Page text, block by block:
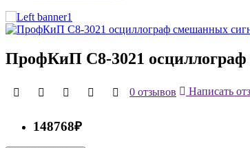
ПрофКиП С8-3021
0 отзывов Написать
148768₽